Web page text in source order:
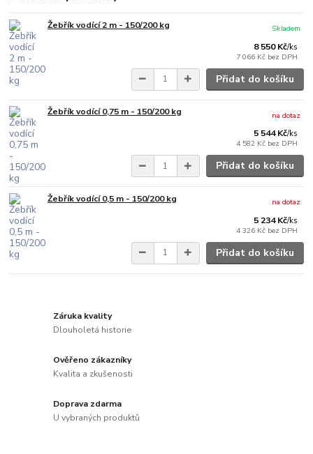
Žebřík vodící 2 m - 150/200 kg
8 550 Kč/ks
7 066 Kč bez DPH
Skladem
Přidat do košíku
Žebřík vodící 0,75 m - 150/200 kg
5 544 Kč/ks
4 582 Kč bez DPH
na dotaz
Přidat do košíku
Žebřík vodící 0,5 m - 150/200 kg
5 234 Kč/ks
4 326 Kč bez DPH
na dotaz
Přidat do košíku
Záruka kvality
Dlouholetá historie
Ověřeno zákazníky
Kvalita a zkušenosti
Doprava zdarma
U vybraných produktů